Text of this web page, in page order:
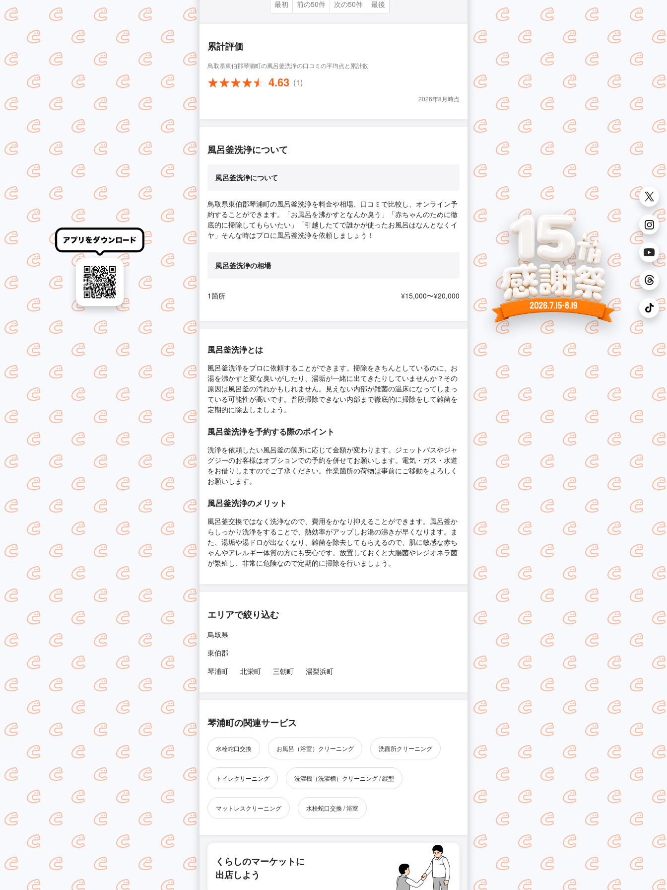
最初 前の50件 次の50件 最後
累計評価
鳥取県東伯郡琴浦町の風呂釜洗浄の口コミの平均点と累計数
4.63 (1)
2026年8月時点
風呂釜洗浄について
風呂釜洗浄について
鳥取県東伯郡琴浦町の風呂釜洗浄を料金や相場、口コミで比較し、オンライン予
約することができます。「お風呂を沸かすとなんか臭う」「赤ちゃんのために徹
底的に掃除してもらいたい」「引越したてで誰かが使ったお風呂はなんとなくイ
ヤ」そんな時はプロに風呂釜洗浄を依頼しましょう！
風呂釜洗浄の相場
1箇所 ¥15,000〜¥20,000
風呂釜洗浄とは
風呂釜洗浄をプロに依頼することができます。掃除をきちんとしているのに、お
湯を沸かすと変な臭いがしたり、湯垢が一緒に出てきたりしていませんか？その
原因は風呂釜の汚れかもしれません。見えない内部が雑菌の温床になってしまっ
ている可能性が高いです。普段掃除できない内部まで徹底的に掃除をして雑菌を
定期的に除去しましょう。
風呂釜洗浄を予約する際のポイント
洗浄を依頼したい風呂釜の箇所に応じて金額が変わります。ジェットバスやジャ
グジーのお客様はオプションでの予約を併せてお願いします。電気・ガス・水道
をお借りしますのでご了承ください。作業箇所の荷物は事前にご移動をよろしく
お願いします。
風呂釜洗浄のメリット
風呂釜交換ではなく洗浄なので、費用をかなり抑えることができます。風呂釜か
らしっかり洗浄をすることで、熱効率がアップしお湯の沸きが早くなります。ま
た、湯垢や湯ドロが出なくなり、雑菌を除去してもらえるので、肌に敏感な赤ち
ゃんやアレルギー体質の方にも安心です。放置しておくと大腸菌やレジオネラ菌
が繁殖し、非常に危険なので定期的に掃除を行いましょう。
エリアで絞り込む
鳥取県
東伯郡
琴浦町
北栄町 三朝町 湯梨浜町
琴浦町の関連サービス
水栓蛇口交換 お風呂（浴室）クリーニング 洗面所クリーニング
トイレクリーニング 洗濯機（洗濯槽）クリーニング / 縦型
マットレスクリーニング 水栓蛇口交換 / 浴室
くらしのマーケットに
出店しよう